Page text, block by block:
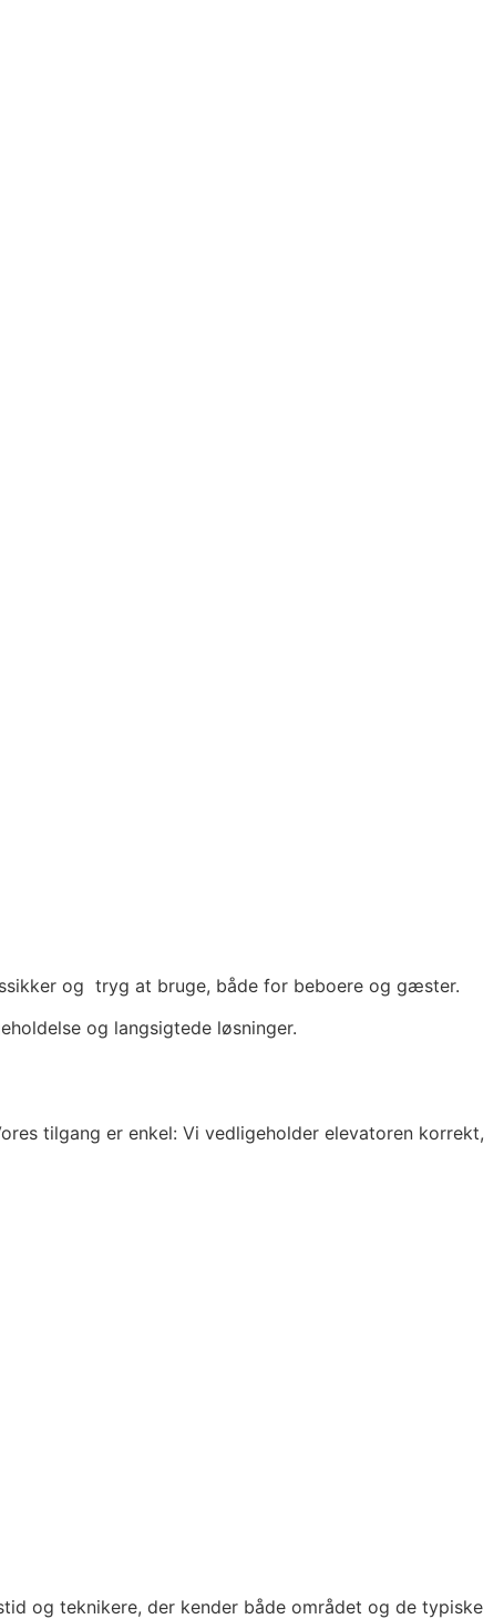
og tryg at bruge, både for beboere og gæster.
og langsigtede løsninger.
tilgang er enkel: Vi vedligeholder elevatoren korrekt,
og teknikere, der kender både området og de typiske